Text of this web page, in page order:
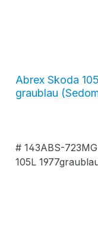
Abrex Skoda
graublau
# 143ABS-
105L